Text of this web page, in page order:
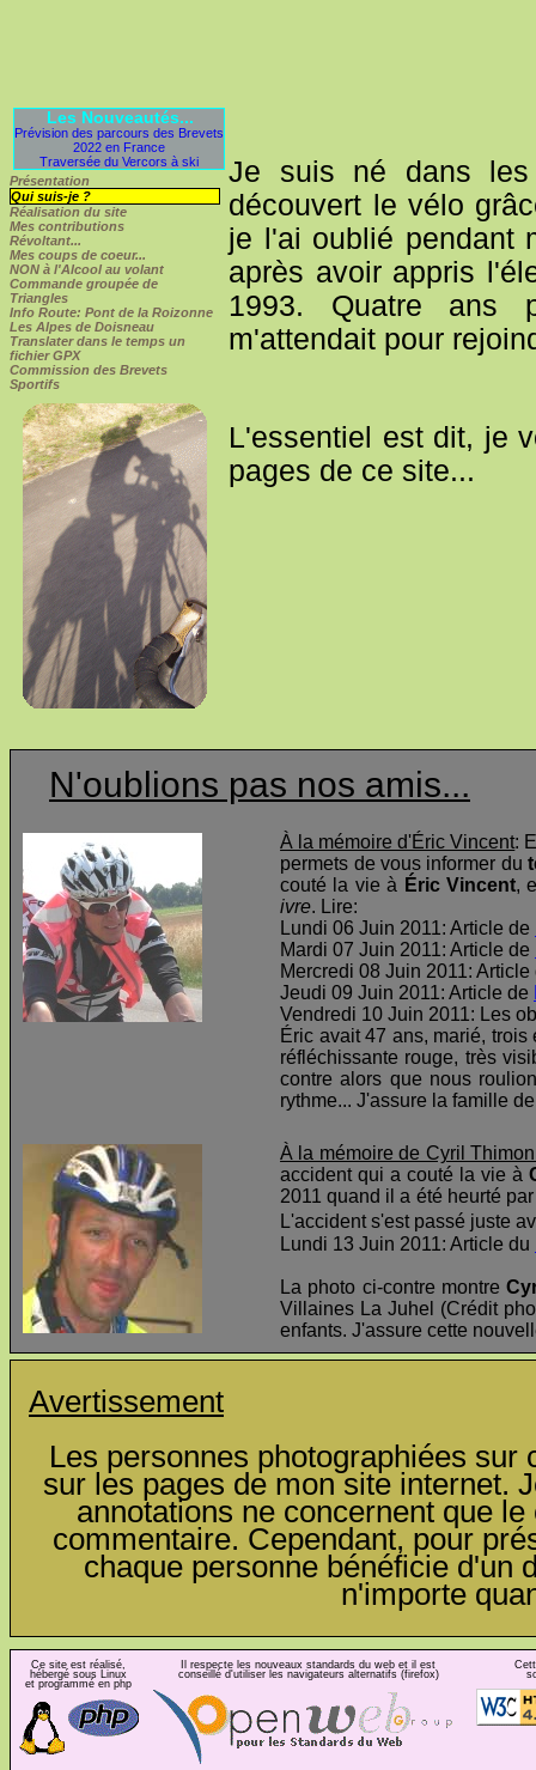
Les Nouveautés...
Prévision des parcours des Brevets
2022 en France
Traversée du Vercors à ski
Présentation
Qui suis-je ?
Réalisation du site
Mes contributions
Révoltant...
Mes coups de coeur...
NON à l'Alcool au volant
Commande groupée de
Triangles
Info Route: Pont de la Roizonne
Les Alpes de Doisneau
Translater dans le temps un
fichier GPX
Commission des Brevets
Sportifs
Je suis né dans
découvert le vélo
je l'ai oublié pendant
après avoir appris
1993. Quatre ans
m'attendait pour
L'essentiel est dit, je
pages de ce site...
N'oublions pas nos amis...
À la mémoire d'Éric Vincent:
permets de vous informer du
couté la vie à Éric Vincent,
ivre. Lire:
Lundi 06 Juin 2011: Article de
Mardi 07 Juin 2011: Article de
Mercredi 08 Juin 2011:
Jeudi 09 Juin 2011: Article de
Vendredi 10 Juin 2011: Les
Éric avait 47 ans, marié,
réfléchissante rouge, très
contre alors que nous
rythme... J'assure la famille
À la mémoire de Cyril
accident qui a couté la vie à
2011 quand il a été heurté
L'accident s'est passé juste
Lundi 13 Juin 2011: Article du
La photo ci-contre montre
Villaines La Juhel (Crédit
enfants. J'assure cette
Avertissement
Les personnes photographiées
sur les pages de mon site internet.
annotations ne concernent que
commentaire. Cependant, pour
chaque personne bénéficie d'un
n'importe
Ce site est réalisé,
hébergé sous Linux
et programmé en php
Il respecte les nouveaux standards du web et il est
conseillé d'utiliser les navigateurs alternatifs (firefox)